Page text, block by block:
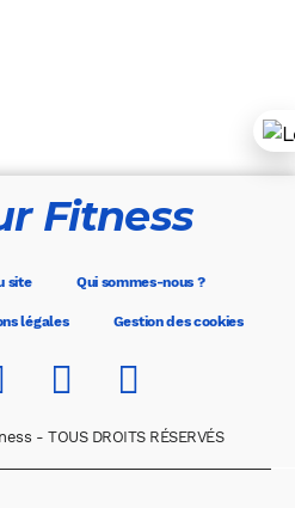
Fitness
site Qui sommes-nous ?
légales Gestion des cookies
- TOUS DROITS RÉSERVÉS